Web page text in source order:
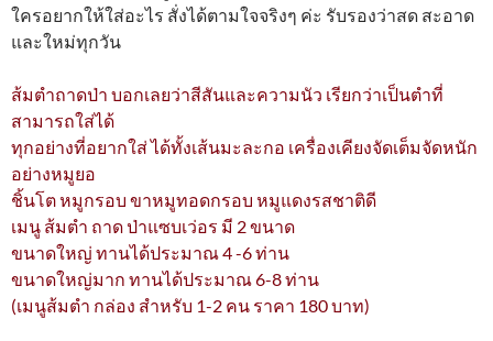
ใครอยากให้ใส่อะไร สั่งได้ตามใจจริงๆ ค่ะ รับรองว่าสด สะอาด
และใหม่ทุกวัน
ส้มตำถาดป่า บอกเลยว่าสีสันและความนัว เรียกว่าเป็นตำที่
สามารถใส่ได้
ทุกอย่างที่อยากใส่ ได้ทั้งเส้นมะละกอ เครื่องเคียงจัดเต็มจัดหนัก
อย่างหมูยอ
ชิ้นโต หมูกรอบ ขาหมูทอดกรอบ หมูแดงรสชาติดี
เมนู ส้มตำ ถาด ป่าแซบเว่อร มี 2 ขนาด
ขนาดใหญ่ ทานได้ประมาณ 4 -6 ท่าน
ขนาดใหญ่มาก ทานได้ประมาณ 6-8 ท่าน
(เมนูส้มตำ กล่อง สำหรับ 1-2 คน ราคา 180 บาท)